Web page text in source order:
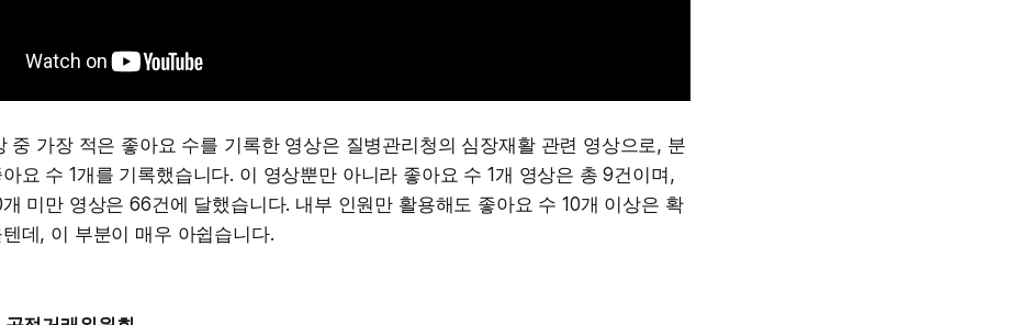
중 가장 적은 좋아요 수를 기록한 영상은 질병관리청의 심장재활 관련 영상으로, 분
요 수 1개를 기록했습니다. 이 영상뿐만 아니라 좋아요 수 1개 영상은 총 9건이며,
미만 영상은 66건에 달했습니다. 내부 인원만 활용해도 좋아요 수 10개 이상은 확
데, 이 부분이 매우 아쉽습니다.